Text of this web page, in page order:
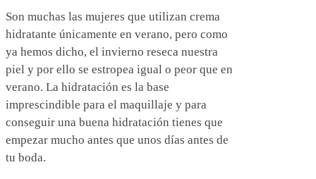
Son muchas las mujeres que utilizan crema
hidratante únicamente en verano, pero como
ya hemos dicho, el invierno reseca nuestra
piel y por ello se estropea igual o peor que en
verano. La hidratación es la base
imprescindible para el maquillaje y para
conseguir una buena hidratación tienes que
empezar mucho antes que unos días antes de
tu boda.